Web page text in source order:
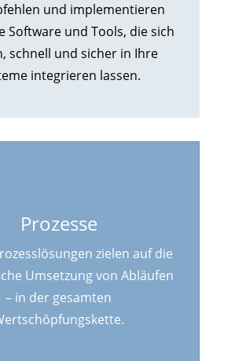
und implementieren
Software und Tools, die sich
schnell und sicher in Ihre
integrieren lassen.
Prozesse
zielen auf die
Umsetzung von Abläufen
– in der gesamten